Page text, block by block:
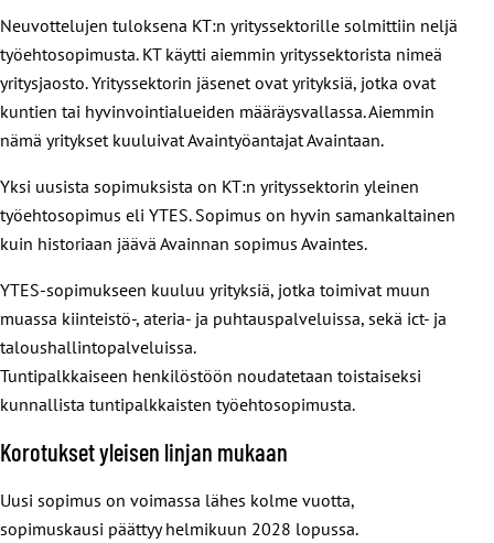
Neuvottelujen tuloksena KT:n yrityssektorille solmittiin neljä
työehtosopimusta. KT käytti aiemmin yrityssektorista nimeä
yritysjaosto. Yrityssektorin jäsenet ovat yrityksiä, jotka ovat
kuntien tai hyvinvointialueiden määräysvallassa. Aiemmin
nämä yritykset kuuluivat Avaintyöantajat Avaintaan.
Yksi uusista sopimuksista on KT:n yrityssektorin yleinen
työehtosopimus eli YTES. Sopimus on hyvin samankaltainen
kuin historiaan jäävä Avainnan sopimus Avaintes.
YTES-sopimukseen kuuluu yrityksiä, jotka toimivat muun
muassa kiinteistö-, ateria- ja puhtauspalveluissa, sekä ict- ja
taloushallintopalveluissa.
Tuntipalkkaiseen henkilöstöön noudatetaan toistaiseksi
kunnallista tuntipalkkaisten työehtosopimusta.
Korotukset yleisen linjan mukaan
Uusi sopimus on voimassa lähes kolme vuotta,
sopimuskausi päättyy helmikuun 2028 lopussa.